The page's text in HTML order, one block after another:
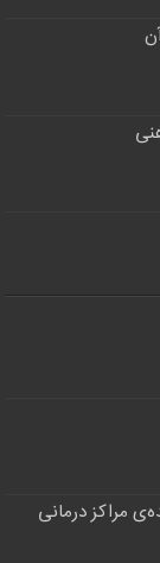
مراکز درمانی